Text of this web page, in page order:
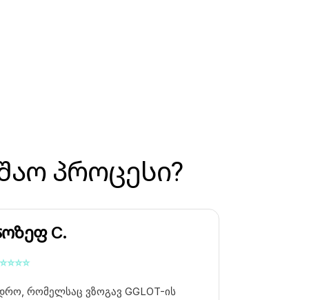
პროცესი?
C.
⭐⭐⭐⭐
რომელსაც ვზოგავ GGLOT-ის